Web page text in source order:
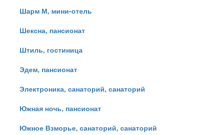
Шарм М, мини-отель
Шексна, пансионат
Штиль, гостиница
Эдем, пансионат
Электроника, санаторий, санаторий
Южная ночь, пансионат
Южное Взморье, санаторий, санаторий